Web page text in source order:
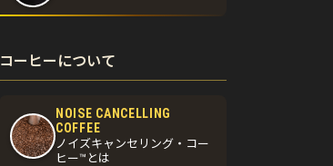
コーヒーについて
NOISE CANCELLING
COFFEE
ノイズキャンセリング・コー
ヒー™とは